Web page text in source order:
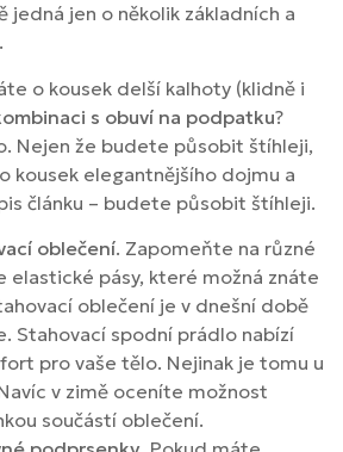
jedná jen o několik základních a
o kousek delší kalhoty (klidně i
s obuví na podpatku?
Nejen že budete působit štíhleji,
kousek elegantnějšího dojmu a
článku – budete působit štíhleji.
oblečení. Zapomeňte na různé
elastické pásy, které možná znáte
oblečení je v dnešní době
Stahovací spodní prádlo nabízí
pro vaše tělo. Nejinak je tomu u
v zimě oceníte možnost
součástí oblečení.